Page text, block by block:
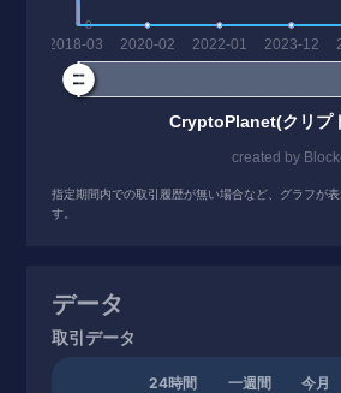
指定期間内での取引履歴が無い場合など、グラフが
す。
データ
取引データ
24時間 一週間 今月